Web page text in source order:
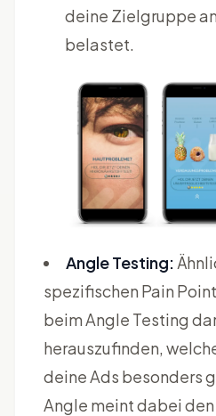
deine Zielgruppe
belastet.
Angle Testing:
spezifischen Pain
beim Angle Testing
herauszufinden,
deine Ads besonders
Angle meint dabei